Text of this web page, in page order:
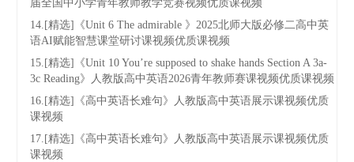
届全国中小学青年教师教学竞赛视频优质课视频
14.[精选]《Unit 6 The admirable 》2025北师大版必修二高中英
语AI赋能智慧课堂研讨课视频优质课视频
15.[精选]《Unit 10 You’re supposed to shake hands Section A 3a-
3c Reading》人教版高中英语2026青年教师赛课视频优质课视频
16.[精选]《高中英语长难句》人教版高中英语展示课视频优质
课视频
17.[精选]《高中英语长难句》人教版高中英语展示课视频优质
课视频